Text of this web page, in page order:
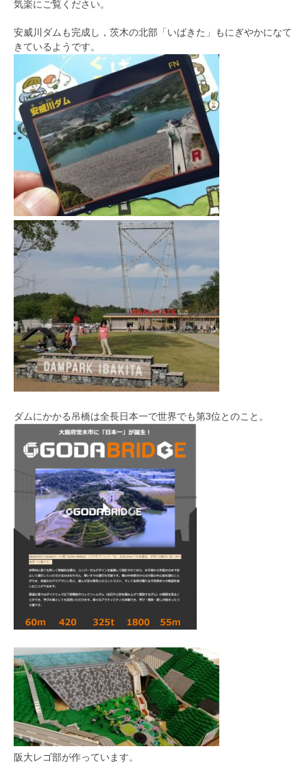
気楽にご覧ください。
安威川ダムも完成し，茨木の北部「いばきた」もにぎやかになて
きているようです。
ダムにかかる吊橋は全長日本一で世界でも第3位とのこと。
阪大レゴ部が作っています。